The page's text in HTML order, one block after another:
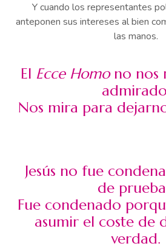
Y cuando los representantes
anteponen sus intereses al bien
las manos.
El Ecce Homono nos
Nos mira para
Jesús no fue
de
Fue condenado
asumir el coste de
verdad.